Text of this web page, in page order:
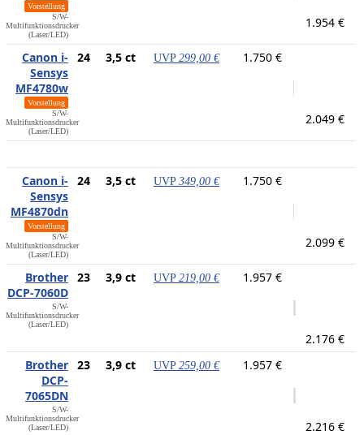
Vorstellung
S/W-
Multifunktionsdrucker
(Laser/LED)
1.954 €
Canon i-
Sensys
MF4780w
Vorstellung
S/W-
Multifunktionsdrucker
(Laser/LED)
24 3,5 ct UVP 299,00 € 1.750 €
2.049 €
Canon i-
Sensys
MF4870dn
Vorstellung
S/W-
Multifunktionsdrucker
(Laser/LED)
24 3,5 ct UVP 349,00 € 1.750 €
2.099 €
Brother
DCP-7060D
S/W-
Multifunktionsdrucker
(Laser/LED)
23 3,9 ct UVP 219,00 € 1.957 €
2.176 €
Brother
DCP-
7065DN
S/W-
Multifunktionsdrucker
(Laser/LED)
23 3,9 ct UVP 259,00 € 1.957 €
2.216 €